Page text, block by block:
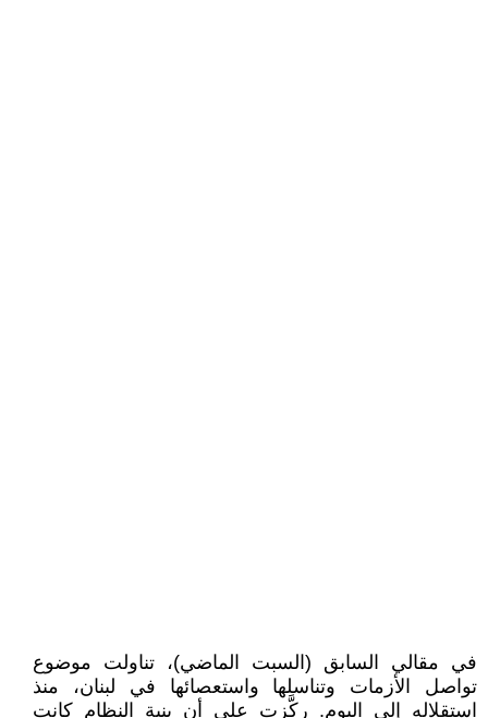
في مقالي السابق (السبت الماضي)، تناولت موضوع
تواصل الأزمات وتناسلها واستعصائها في لبنان، منذ
استقلاله إلى اليوم. ركَّزت على أن بنية النظام كانت